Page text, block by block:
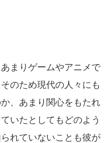
まりゲームやアニメで
のため現代の人々にも
、あまり関心をもたれ
いたとしてもどのよう
れていないことも彼が